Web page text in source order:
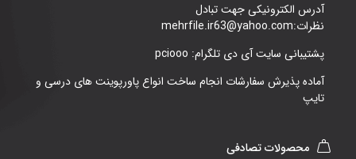
آدرس الکترونیکی جهت تبادل
نظرات:mehrfile.ir63@yahoo.com
پشتیبانی سایت آی دی تلگرام: pciooo
آماده پذیرش سفارشات انجام ساخت انواع پاورپوینت های درسی و
تایپ
محصولات تصادفی